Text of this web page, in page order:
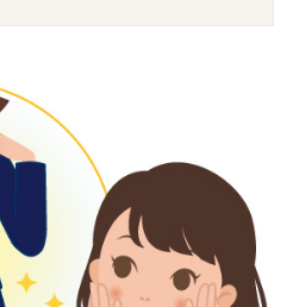
身体の疲れやだるさを感じて
さを感じる場面について調査